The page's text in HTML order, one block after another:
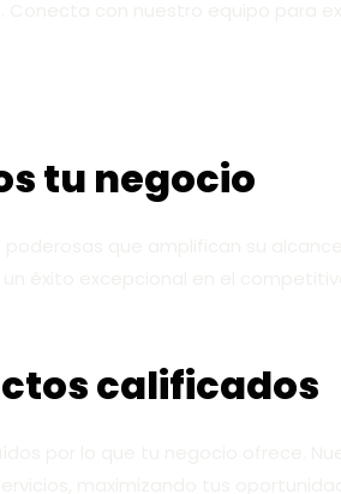
tu negocio
calificados